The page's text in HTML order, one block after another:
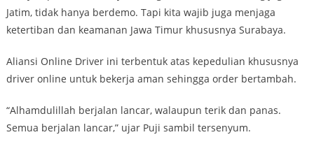
Jatim, tidak hanya berdemo. Tapi kita wajib juga menjaga
ketertiban dan keamanan Jawa Timur khususnya Surabaya.
Aliansi Online Driver ini terbentuk atas kepedulian khususnya
driver online untuk bekerja aman sehingga order bertambah.
“Alhamdulillah berjalan lancar, walaupun terik dan panas.
Semua berjalan lancar,” ujar Puji sambil tersenyum.